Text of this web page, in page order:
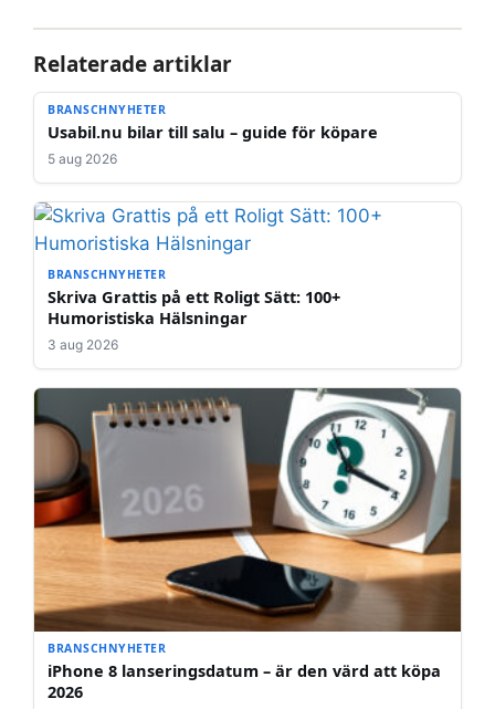
Relaterade artiklar
BRANSCHNYHETER
Usabil.nu bilar till salu – guide för köpare
5 aug 2026
BRANSCHNYHETER
Skriva Grattis på ett Roligt Sätt: 100+
Humoristiska Hälsningar
3 aug 2026
BRANSCHNYHETER
iPhone 8 lanseringsdatum – är den värd att köpa
2026